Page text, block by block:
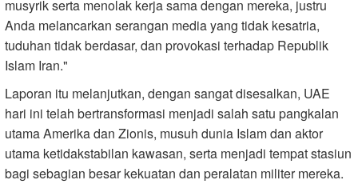
musyrik serta menolak kerja sama dengan mereka, justru
Anda melancarkan serangan media yang tidak kesatria,
tuduhan tidak berdasar, dan provokasi terhadap Republik
Islam Iran."
Laporan itu melanjutkan, dengan sangat disesalkan, UAE
hari ini telah bertransformasi menjadi salah satu pangkalan
utama Amerika dan Zionis, musuh dunia Islam dan aktor
utama ketidakstabilan kawasan, serta menjadi tempat stasiun
bagi sebagian besar kekuatan dan peralatan militer mereka.